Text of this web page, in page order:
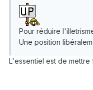
Pour réduire
Une position
L'essentiel est de mettre